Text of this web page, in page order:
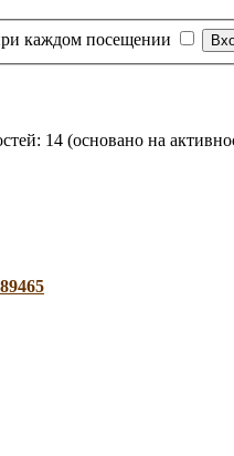
каждом посещении
14 (основано на